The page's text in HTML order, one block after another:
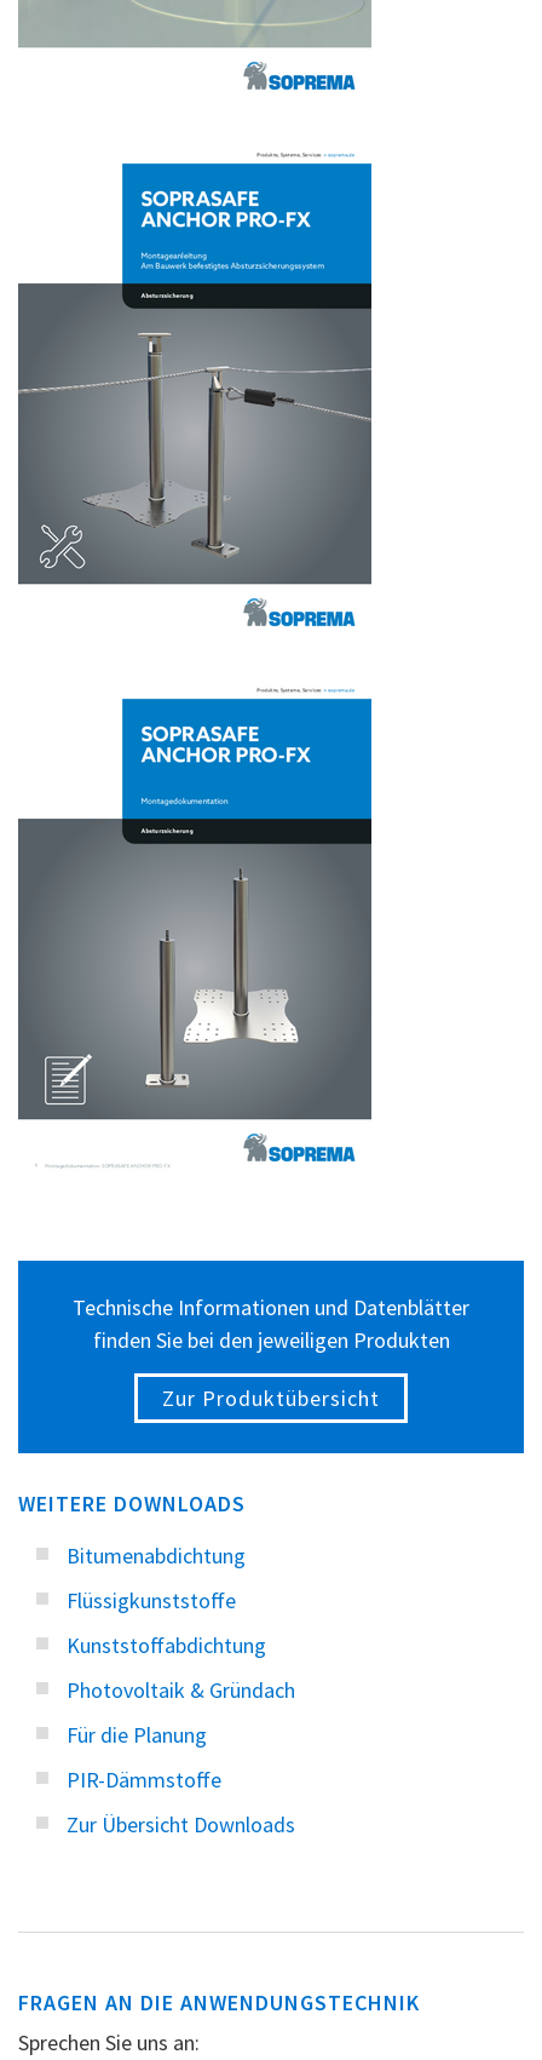
Technische Informationen und Datenblätter
finden Sie bei den jeweiligen Produkten
Zur Produktübersicht
WEITERE DOWNLOADS
Bitumenabdichtung
Flüssigkunststoffe
Kunststoffabdichtung
Photovoltaik & Gründach
Für die Planung
PIR-Dämmstoffe
Zur Übersicht Downloads
FRAGEN AN DIE ANWENDUNGSTECHNIK
Sprechen Sie uns an: